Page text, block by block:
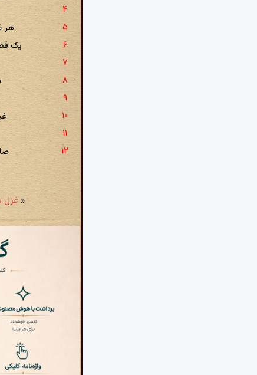
هر
یک
«غزل شمارهٔ ۶۵۴۳: